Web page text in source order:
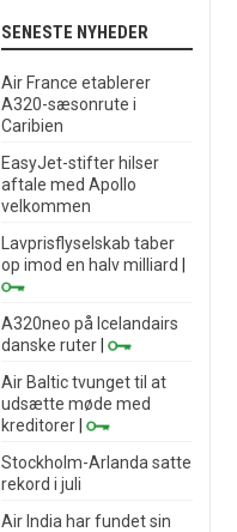
SENESTE NYHEDER
Air France etablerer
A320-sæsonrute i
Caribien
EasyJet-stifter hilser
aftale med Apollo
velkommen
Lavprisflyselskab taber
op imod en halv milliard
A320neo på Icelandairs
danske ruter
Air Baltic tvunget til at
udsætte møde med
kreditorer
Stockholm-Arlanda satte
rekord i juli
Air India har fundet sin